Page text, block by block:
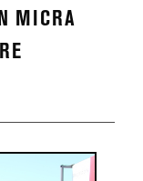
MICRA